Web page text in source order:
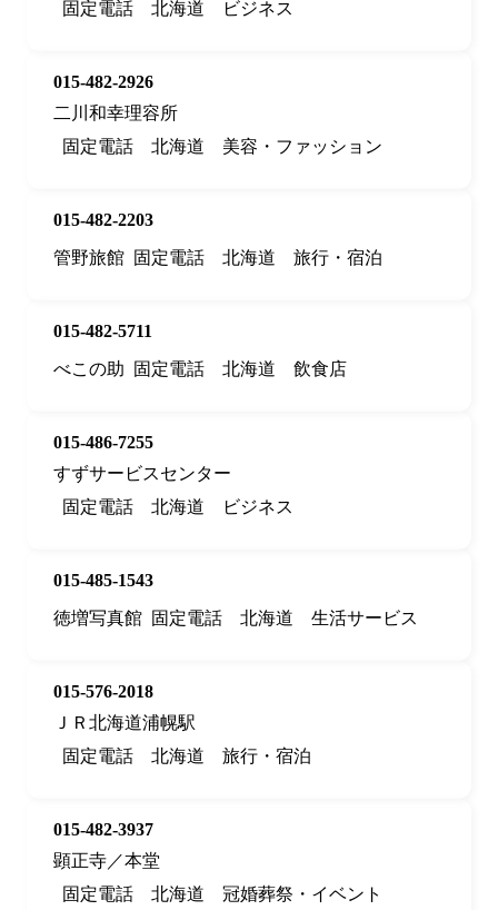
固定電話
北海道 ビジネス
015-482-2926
二川和幸理容所
固定電話
北海道 美容・ファッション
015-482-2203
管野旅館 固定電話 北海道 旅行・宿泊
015-482-5711
べこの助
固定電話 北海道 飲食店
015-486-7255
すずサービスセンター
固定電話
北海道 ビジネス
015-485-1543
徳増写真館 固定電話 北海道 生活サービス
015-576-2018
ＪＲ北海道浦幌駅
固定電話
北海道 旅行・宿泊
015-482-3937
顕正寺／本堂
固定電話
北海道 冠婚葬祭・イベント